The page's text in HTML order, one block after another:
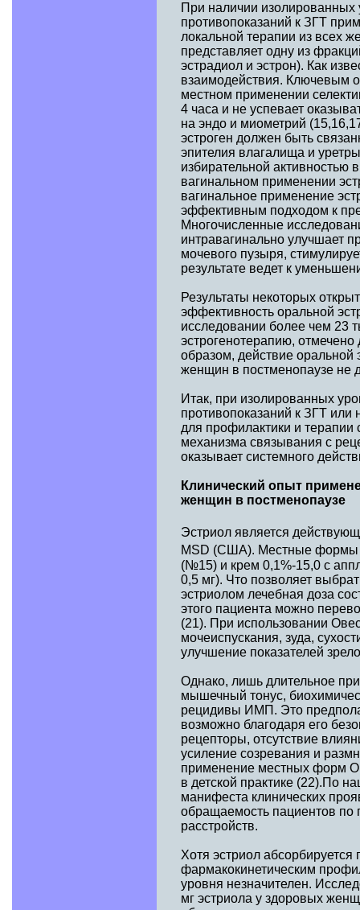
При наличии изолированных
противопоказаний к ЗГТ
локальной терапии из всех
представляет одну из
эстрадиол и эстрон). Как
взаимодействия. Ключевым
местном применении
4 часа и не успевает
на эндо и миометрий
эстроген должен быть
эпителия влагалища и
избирательной активностью
вагинальном применении
вагинальное применение
эффективным подходом к
Многочисленные
интравагинально улучшает
мочевого пузыря,
результате ведет к
Результаты некоторых
эффективность оральной
исследовании более чем 23
эстрогенотерапию,
образом, действие
женщин в постменопаузе не
Итак, при изолированных
противопоказаний к ЗГТ
для профилактики и
механизма связывания с
оказывает системного
Клинический опыт
женщин в постменопаузе
Эстриол является
MSD (США). Местные формы
(№15) и крем 0,1%-15,0 с
0,5 мг). Что позволяет
эстриолом лечебная доза
этого пациента можно
(21). При использовании
мочеиспускания, зуда,
улучшение показателей
Однако, лишь длительное
мышечный тонус,
рецидивы ИМП. Это
возможно благодаря его
рецепторы, отсутствие
усиление созревания и
применение местных форм
в детской практике (22).По
манифеста клинических
обращаемость пациентов по
расстройств.
Хотя эстриол абсорбируется
фармакокинетическим
уровня незначителен.
мг эстриола у здоровых